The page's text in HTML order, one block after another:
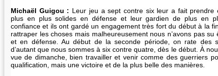
Michaël Guigou : Leur jeu a sept contre six leur a fait prendre
plus en plus solides en défense et leur gardien de plus en
confiance et ils ont gardé un engagement très fort du début à la
rattraper les choses mais malheureusement nous n’avons pas
et en défense. Au début de la seconde période, on rate des
d’autant que nous sommes à six contre quatre, dès le début. À
vue de dimanche, bien travailler et venir comme des guerriers
qualification, mais une victoire et de la plus belle des manières.